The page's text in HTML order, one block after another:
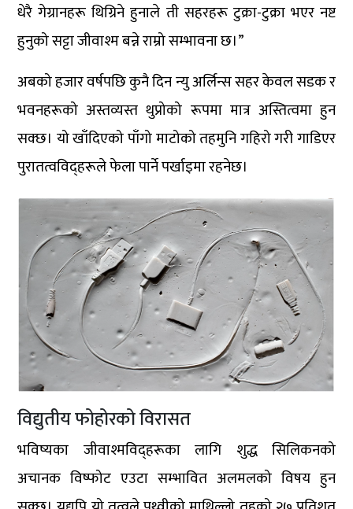
धेरै गेग्रानहरू थिग्रिने हुनाले ती सहरहरू टुक्रा-टुक्रा भएर नष्ट
हुनुको सट्टा जीवाश्म बन्ने राम्रो सम्भावना छ।”
अबको हजार वर्षपछि कुनै दिन न्यु अर्लिन्स सहर केवल सडक र
भवनहरूको अस्तव्यस्त थुप्रोको रूपमा मात्र अस्तित्वमा हुन
सक्छ। यो खाँदिएको पाँगो माटोको तहमुनि गहिरो गरी गाडिएर
पुरातत्वविद्हरूले फेला पार्ने पर्खाइमा रहनेछ।
विद्युतीय फोहोरको विरासत
भविष्यका जीवाश्मविद्हरूका लागि शुद्ध सिलिकनको
अचानक विष्फोट एउटा सम्भावित अलमलको विषय हुन